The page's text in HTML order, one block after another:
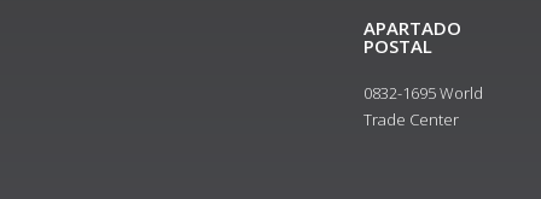
APARTADO
POSTAL
0832-1695 World
Trade Center